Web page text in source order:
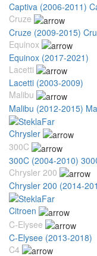
Captiva (2006-2011)
Cruze
Cruze (2009-2015)
Equinox
Equinox (2017-2021)
Lacetti
Lacetti (2003-2009)
Malibu
Malibu (2012-2015)
Chrysler
300C
300C (2004-2010)
Chrysler 200
Chrysler 200 (2014-
Citroen
C-Elysee
C-Elysee (2013-2018)
C4